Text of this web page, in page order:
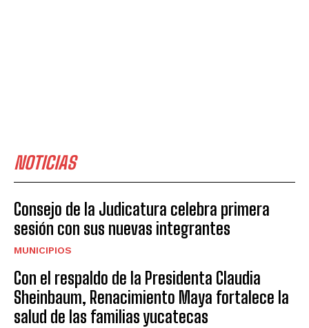
NOTICIAS
Consejo de la Judicatura celebra primera
sesión con sus nuevas integrantes
MUNICIPIOS
Con el respaldo de la Presidenta Claudia
Sheinbaum, Renacimiento Maya fortalece la
salud de las familias yucatecas